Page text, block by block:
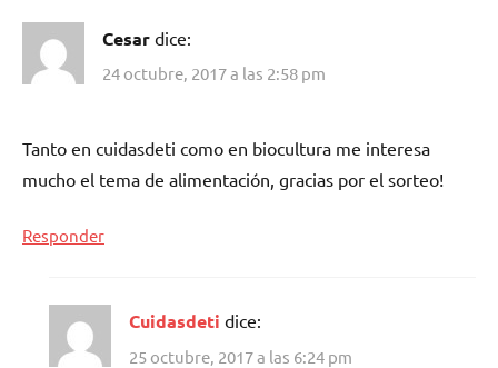
Cesar dice:
24 octubre, 2017 a las 2:58 pm
Tanto en cuidasdeti como en biocultura me interesa
mucho el tema de alimentación, gracias por el sorteo!
Responder
Cuidasdeti dice:
25 octubre, 2017 a las 6:24 pm